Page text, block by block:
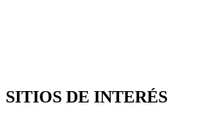
SITIOS DE INTERÉS